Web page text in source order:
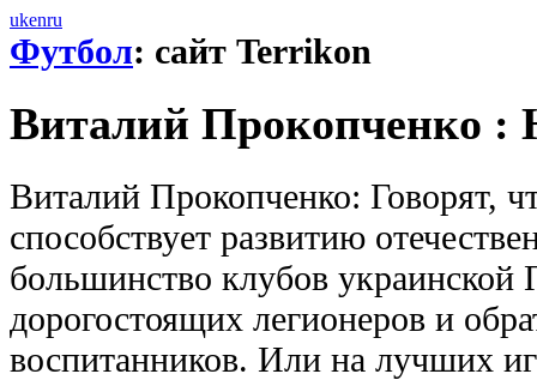
ukenru
Футбол: сайт Terrikon
Виталий Прокопченко :
Виталий Прокопченко: Говорят,
способствует развитию
большинство клубов украинской
дорогостоящих легионеров и
воспитанников. Или на лучших